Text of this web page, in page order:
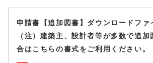
申請書【追加図書】ダウンロード
（注）建築主、設計者等が多数で追
合はこちらの書式をご利用ください。